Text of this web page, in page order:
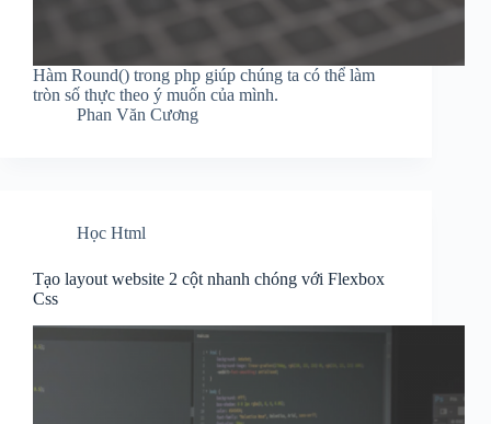
Hàm Round() trong php giúp chúng ta có thể làm
tròn số thực theo ý muốn của mình.
Phan Văn Cương
Học Html
Tạo layout website 2 cột nhanh chóng với Flexbox
Css